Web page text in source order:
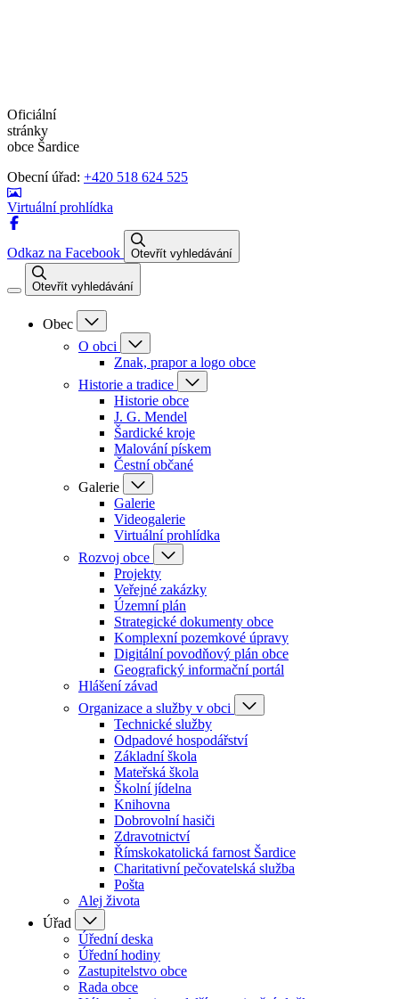
Oficiální
stránky
obce Šardice
Obecní úřad: +420 518 624 525
Virtuální prohlídka
Odkaz na Facebook Otevřít vyhledávání
Otevřít vyhledávání
Obec
O obci
Znak, prapor a logo obce
Historie a tradice
Historie obce
J. G. Mendel
Šardické kroje
Malování pískem
Čestní občané
Galerie
Galerie
Videogalerie
Virtuální prohlídka
Rozvoj obce
Projekty
Veřejné zakázky
Územní plán
Strategické dokumenty obce
Komplexní pozemkové úpravy
Digitální povodňový plán obce
Geografický informační portál
Hlášení závad
Organizace a služby v obci
Technické služby
Odpadové hospodářství
Základní škola
Mateřská škola
Školní jídelna
Knihovna
Dobrovolní hasiči
Zdravotnictví
Římskokatolická farnost Šardice
Charitativní pečovatelská služba
Pošta
Alej života
Úřad
Úřední deska
Úřední hodiny
Zastupitelstvo obce
Rada obce